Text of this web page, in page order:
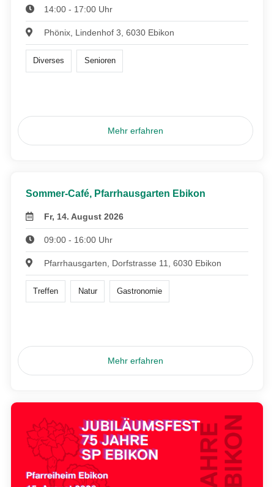
14:00 - 17:00 Uhr
Phönix, Lindenhof 3, 6030 Ebikon
Diverses Senioren
Mehr erfahren
Sommer-Café, Pfarrhausgarten Ebikon
Fr, 14. August 2026
09:00 - 16:00 Uhr
Pfarrhausgarten, Dorfstrasse 11, 6030 Ebikon
Treffen Natur Gastronomie
Mehr erfahren